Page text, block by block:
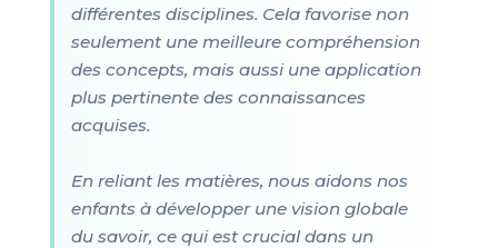
différentes disciplines. Cela favorise non
seulement une meilleure compréhension
des concepts, mais aussi une application
plus pertinente des connaissances
acquises.
En reliant les matières, nous aidons nos
enfants à développer une vision globale
du savoir, ce qui est crucial dans un